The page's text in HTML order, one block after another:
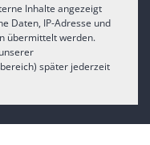
Inhalte angezeigt
Daten, IP-Adresse und
übermittelt werden.
später jederzeit